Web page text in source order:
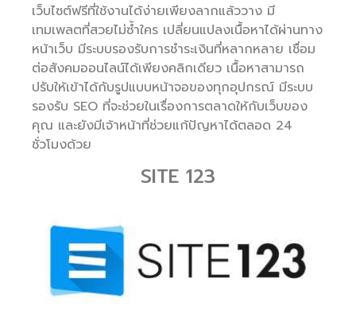
เว็บไซต์ฟรีที่ใช้งานได้ง่ายเพียงลากแล้ววาง มี
เทมเพลตที่สวยไม่ซ้ำใคร เปลี่ยนแปลงเนื้อหาได้ผ่านทาง
หน้าเว็บ มีระบบรองรับการชำระเงินที่หลากหลาย เชื่อม
ต่อสังคมออนไลน์ได้เพียงคลิกเดียว เนื้อหาสามารถ
ปรับให้เข้าได้กับรูปแบบหน้าจอของทุกอุปกรณ์ มีระบบ
รองรับ SEO ที่จะช่วยในเรื่องการตลาดให้กับเว็บของ
คุณ และยังมีเจ้าหน้าที่ช่วยแก้ปัญหาได้ตลอด 24
ชั่วโมงด้วย
SITE 123